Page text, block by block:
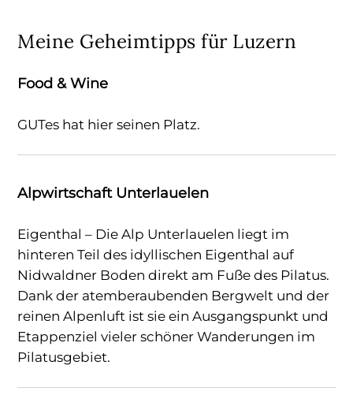
Meine Geheimtipps für Luzern
Food & Wine
GUTes hat hier seinen Platz.
Alpwirtschaft Unterlauelen
Eigenthal – Die Alp Unterlauelen liegt im
hinteren Teil des idyllischen Eigenthal auf
Nidwaldner Boden direkt am Fuße des Pilatus.
Dank der atemberaubenden Bergwelt und der
reinen Alpenluft ist sie ein Ausgangspunkt und
Etappenziel vieler schöner Wanderungen im
Pilatusgebiet.